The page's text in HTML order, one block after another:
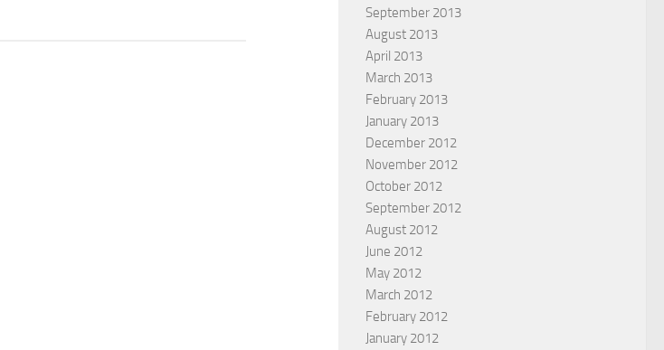
September 2013
August 2013
April 2013
March 2013
February 2013
January 2013
December 2012
November 2012
October 2012
September 2012
August 2012
June 2012
May 2012
March 2012
February 2012
January 2012